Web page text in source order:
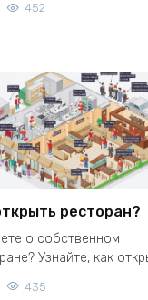
452
ресторан?
о собственном
Узнайте, как
435